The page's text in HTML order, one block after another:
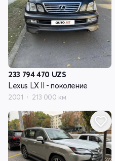
233 794 470 UZS
Lexus LX II - поколение
2001 213 000 км